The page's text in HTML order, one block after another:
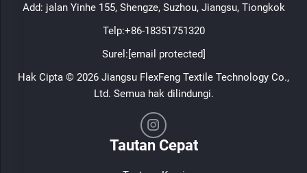
Add: jalan Yinhe 155, Shengze, Suzhou, Jiangsu, Tiongkok
Telp:+86-18351751320
Surel:[email protected]
Hak Cipta © 2026 Jiangsu FlexFeng Textile Technology Co.,
Ltd. Semua hak dilindungi.
Tautan Cepat